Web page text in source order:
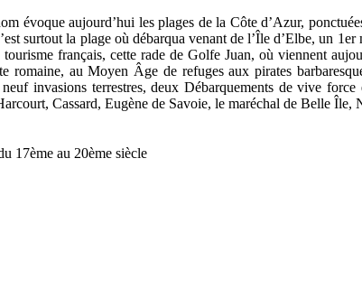
évoque aujourd’hui les plages de la Côte d’Azur,
surtout la plage où débarqua venant de l’Île d’Elbe, un
français, cette rade de Golfe Juan, où viennent
au Moyen Âge de refuges aux pirates
invasions terrestres, deux Débarquements de vive
Cassard, Eugène de Savoie, le maréchal de Belle Île,
17ème au 20ème siècle